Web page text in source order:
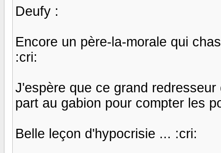
Deufy :
Encore un père-la-morale qui
:cri:
J'espère que ce grand
part au gabion pour compter les
Belle leçon d'hypocrisie ... :cri: